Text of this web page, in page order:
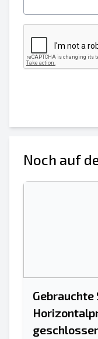
Handy,
Noch auf
Gebrauchte